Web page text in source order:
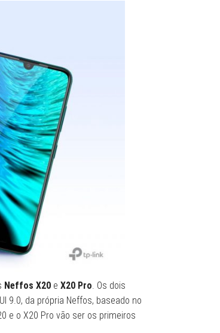
Neffos X20 e X20 Pro. Os dois
9.0, da própria Neffos, baseado no
e o X20 Pro vão ser os primeiros